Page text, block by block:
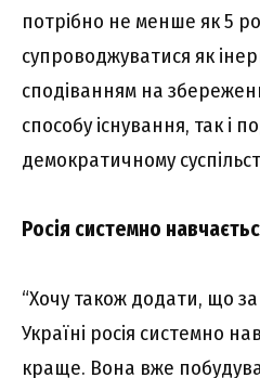
потрібно не менше як 5
супроводжуватися як
сподіванням на
способу існування, так і
демократичному
Росія системно
“Хочу також додати, що
Україні росія системно
краще. Вона вже